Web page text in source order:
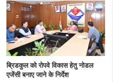
ब्रिडकुल को रोपवे विकास हेतु नोडल
एजेंसी बनाए जाने के निर्देश